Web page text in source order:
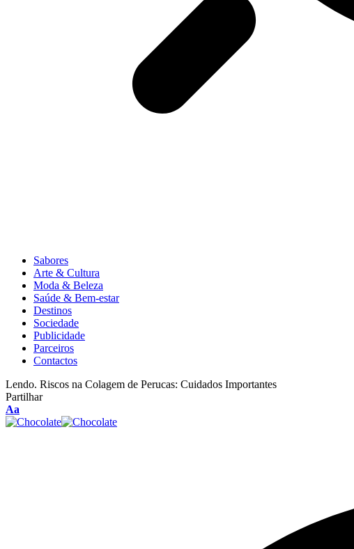
Sabores
Arte & Cultura
Moda & Beleza
Saúde & Bem-estar
Destinos
Sociedade
Publicidade
Parceiros
Contactos
Lendo. Riscos na Colagem de Perucas: Cuidados Importantes
Partilhar
Aa